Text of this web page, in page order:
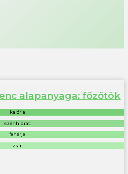
alapanyaga: főzőtök
kalória
szénhidrát:
fehérje
zsír: